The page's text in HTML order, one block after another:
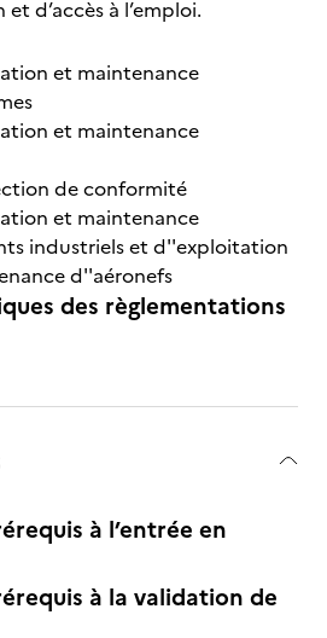
d’accès à l’emploi.
et maintenance
et maintenance
de conformité
et maintenance
industriels et d''exploitation
d''aéronefs
des règlementations
à l’entrée en
à la validation de